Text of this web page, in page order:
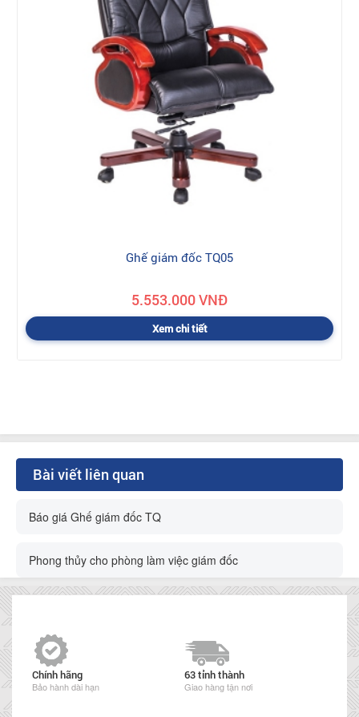
Ghế giám đốc TQ05
5.553.000 VNĐ
Xem chi tiết
Bài viết liên quan
Báo giá Ghế giám đốc TQ
Phong thủy cho phòng làm việc giám đốc
Chính hãng
Bảo hành dài hạn
63 tỉnh thành
Giao hàng tận nơi